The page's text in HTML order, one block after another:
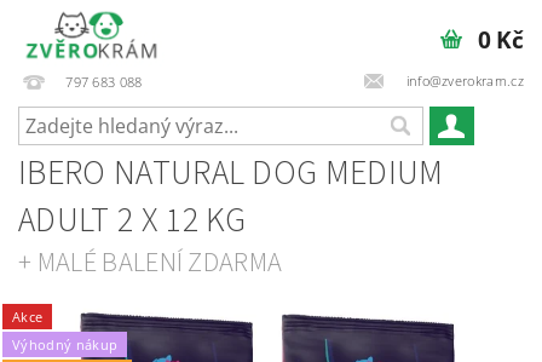
797 683 088 info@zverokram.cz
0 Kč
IBERO NATURAL DOG MEDIUM
ADULT 2 X 12 KG
+ MALÉ BALENÍ ZDARMA
Akce
Výhodný nákup